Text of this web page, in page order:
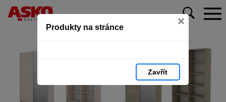
Produkty na stránce ×
Zavřít